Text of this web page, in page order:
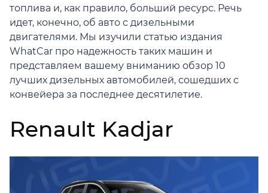
топлива и, как правило, больший ресурс. Речь
идет, конечно, об авто с дизельными
двигателями. Мы изучили статью издания
WhatCar про надежность таких машин и
представляем вашему вниманию обзор 10
лучших дизельных автомобилей, сошедших с
конвейера за последнее десятилетие.
Renault Kadjar